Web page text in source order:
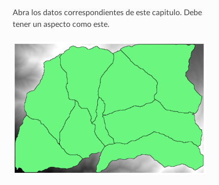
Abra los datos correspondientes de este capitulo. Debe
tener un aspecto como este.